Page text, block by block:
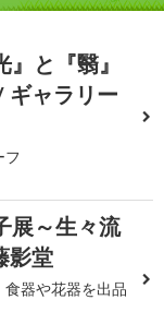
と『翳』
ギャラリー
フ
展～生々流
影堂
器や花器を出品